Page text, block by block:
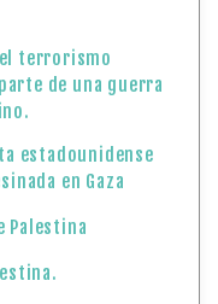
el terrorismo
de una guerra
estadounidense
en Gaza
Palestina